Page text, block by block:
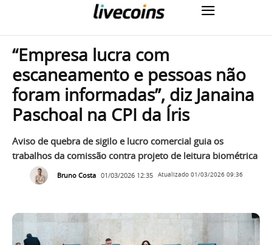
“Empresa lucra com
escaneamento e pessoas não
foram informadas”, diz Janaina
Paschoal na CPI da Íris
Aviso de quebra de sigilo e lucro comercial guia os
trabalhos da comissão contra projeto de leitura biométrica
Bruno Costa 01/03/2026 12:35 Atualizado 01/03/2026 09:36